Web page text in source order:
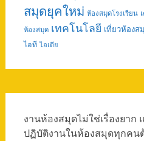
สมุดยุคใหม่ ห้องสมุดโรงเรียน
ห้องสมุด เทคโนโลยี เที่ยวห้องส
ไอที ไอเดีย
งานห้องสมุดไม่ใช่เรื่องยาก
ปฏิบัติงานในห้องสมุดทุกคน